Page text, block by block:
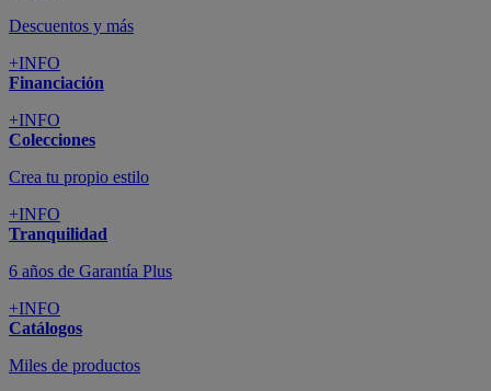
Descuentos y más
+INFO
Financiación
+INFO
Colecciones
Crea tu propio estilo
+INFO
Tranquilidad
6 años de Garantía Plus
+INFO
Catálogos
Miles de productos